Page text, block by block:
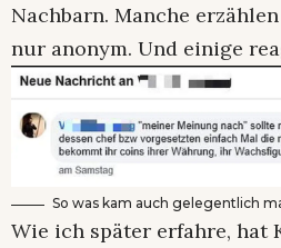
Nachbarn. Manche
nur anonym. Und einige
So was kam auch gelegentlich
Wie ich später erfahre, hat